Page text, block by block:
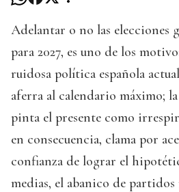
Adelantar o no las elecciones
para 2027, es uno de los
ruidosa política española
aferra al calendario máximo;
pinta el presente como
en consecuencia, clama por
confianza de lograr el
medias, el abanico de